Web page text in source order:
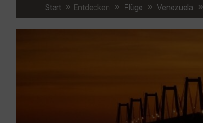
Start Entdecken Flüge Venezuela